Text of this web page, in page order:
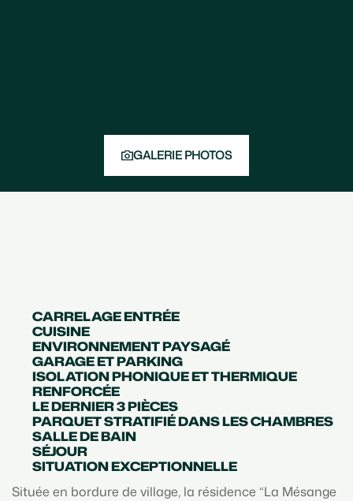
GALERIE PHOTOS
CARRELAGE ENTRÉE
CUISINE
ENVIRONNEMENT PAYSAGÉ
GARAGE ET PARKING
ISOLATION PHONIQUE ET THERMIQUE
RENFORCÉE
LE DERNIER 3 PIÈCES
PARQUET STRATIFIÉ DANS LES CHAMBRES
SALLE DE BAIN
SÉJOUR
SITUATION EXCEPTIONNELLE
Située en bordure de village, la résidence “La Mésange